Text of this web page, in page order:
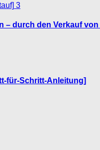
3
– durch den Verkauf
für-Schritt-Anleitung]